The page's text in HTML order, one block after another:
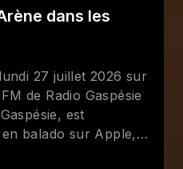
dans les
27 juillet 2026 sur
de Radio Gaspésie
est
balado sur Apple,